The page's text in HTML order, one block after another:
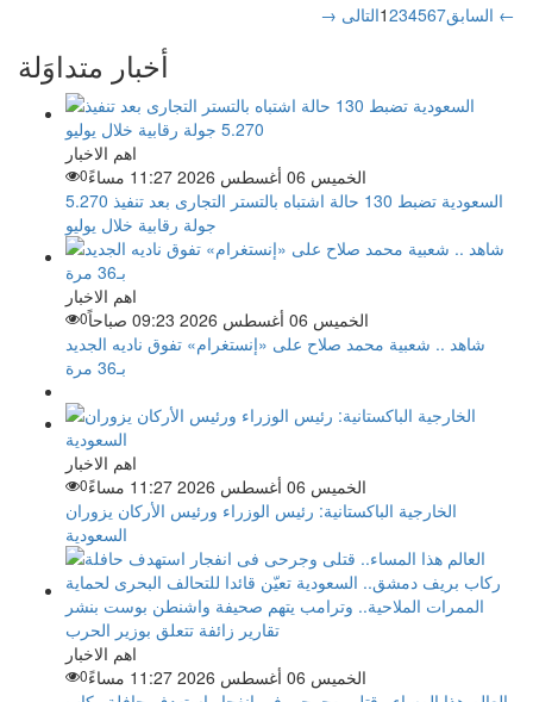
→ السابق 1234567 التالى ←
أخبار متداوَلة
اهم الاخبار
الخميس 06 أغسطس 2026 11:27 مساءً
0
السعودية تضبط 130 حالة اشتباه بالتستر التجارى بعد تنفيذ 5.270
جولة رقابية خلال يوليو
اهم الاخبار
الخميس 06 أغسطس 2026 09:23 صباحاً
0
شاهد .. شعبية محمد صلاح على «إنستغرام» تفوق ناديه الجديد
بـ36 مرة
اهم الاخبار
الخميس 06 أغسطس 2026 11:27 مساءً
0
الخارجية الباكستانية: رئيس الوزراء ورئيس الأركان يزوران
السعودية
اهم الاخبار
الخميس 06 أغسطس 2026 11:27 مساءً
0